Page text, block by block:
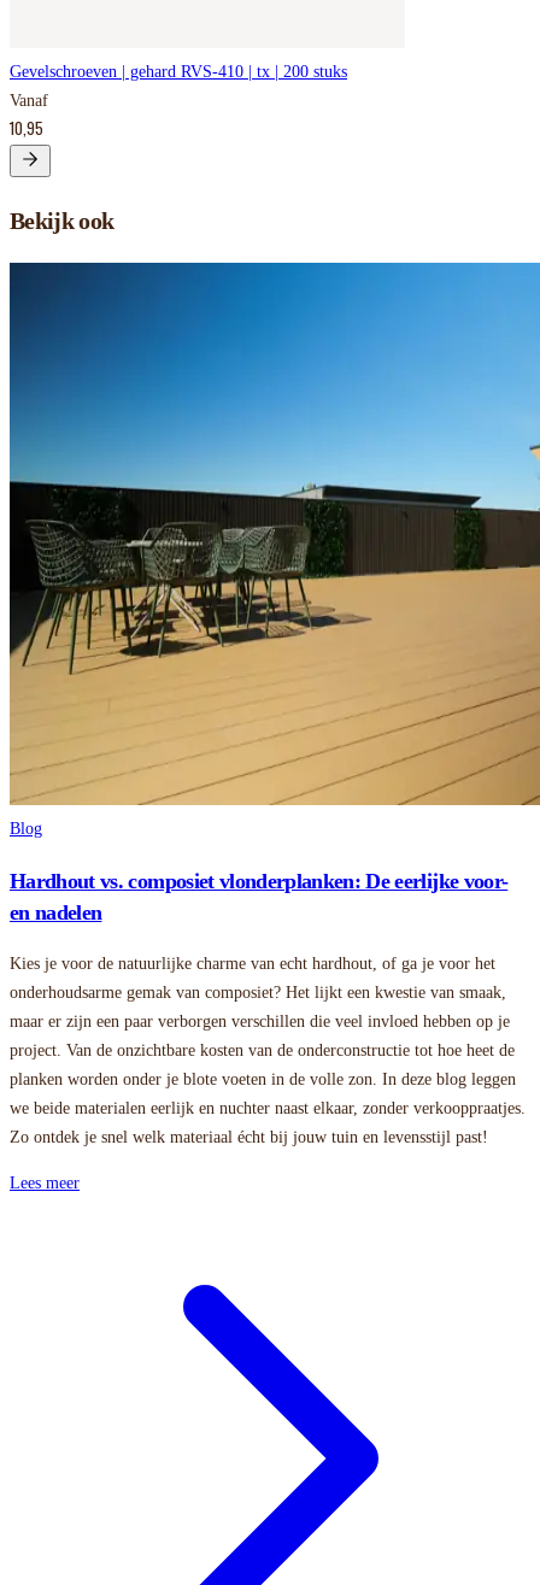
Gevelschroeven | gehard RVS-410 | tx | 200 stuks
Vanaf
10,95
Bekijk ook
Blog
Hardhout vs. composiet vlonderplanken: De eerlijke voor-
en nadelen
Kies je voor de natuurlijke charme van echt hardhout, of ga je voor het
onderhoudsarme gemak van composiet? Het lijkt een kwestie van smaak,
maar er zijn een paar verborgen verschillen die veel invloed hebben op je
project. Van de onzichtbare kosten van de onderconstructie tot hoe heet de
planken worden onder je blote voeten in de volle zon. In deze blog leggen
we beide materialen eerlijk en nuchter naast elkaar, zonder verkooppraatjes.
Zo ontdek je snel welk materiaal écht bij jouw tuin en levensstijl past!
Lees meer